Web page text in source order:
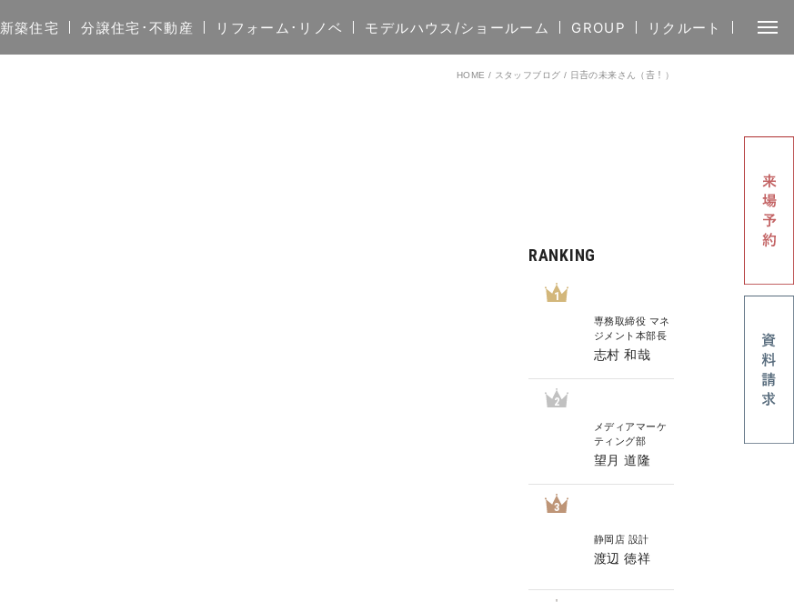
新築住宅 分譲住宅･不動産 リフォーム･リノベ モデルハウス/ショールーム GROUP リクルート
HOME / スタッフブログ / 日𠮷の未来さん（𠮷！）
RANKING
1
専務取締役 マネ
ジメント本部長
志村 和哉
2
メディアマーケ
ティング部
望月 道隆
3
静岡店 設計
渡辺 徳祥